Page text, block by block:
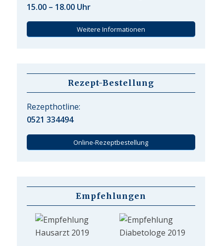
15.00 – 18.00 Uhr
Weitere Informationen
Rezept-Bestellung
Rezepthotline:
0521 334494
Online-Rezeptbestellung
Empfehlungen